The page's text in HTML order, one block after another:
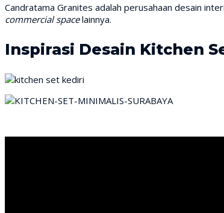
Candratama Granites adalah perusahaan desain
commercial spacelainnya.
Inspirasi Desain Kitchen